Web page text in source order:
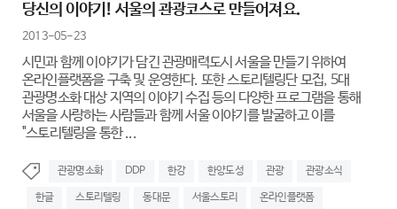
당신의 이야기! 서울의 관광코스로 만들어져요.
2013-05-23
시민과 함께 이야기가 담긴 관광매력도시 서울을 만들기 위하여
온라인플랫폼을 구축 및 운영한다. 또한 스토리텔링단 모집, 5대
관광명소화 대상 지역의 이야기 수집 등의 다양한 프로그램을 통해
서울을 사랑하는 사람들과 함께 서울 이야기를 발굴하고 이를
"스토리텔링을 통한 ...
관광명소화 DDP 한강 한양도성 관광 관광소식
한글 스토리텔링 동대문 서울스토리 온라인플랫폼